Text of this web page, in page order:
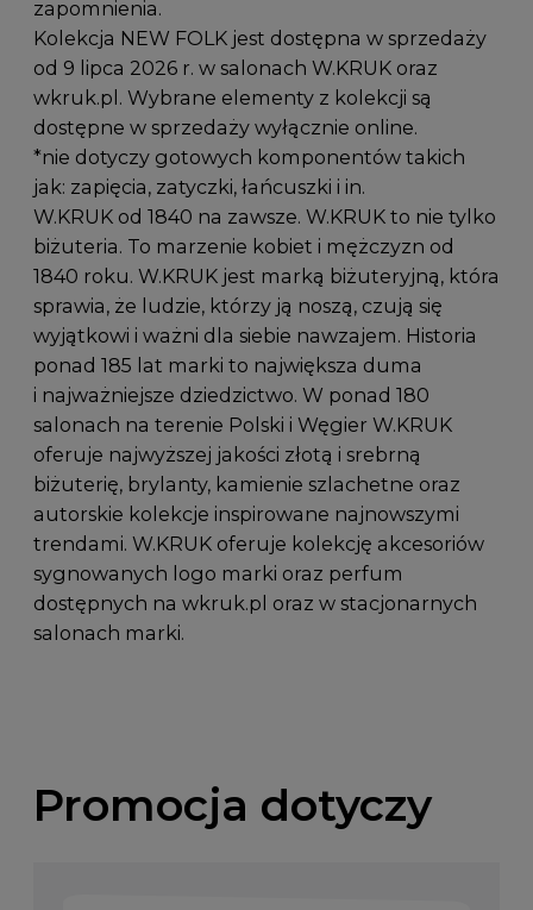
zapomnienia.
Kolekcja NEW FOLK jest dostępna w sprzedaży
od 9 lipca 2026 r. w salonach W.KRUK oraz
wkruk.pl. Wybrane elementy z kolekcji są
dostępne w sprzedaży wyłącznie online.
*nie dotyczy gotowych komponentów takich
jak: zapięcia, zatyczki, łańcuszki i in.
W.KRUK od 1840 na zawsze. W.KRUK to nie tylko
biżuteria. To marzenie kobiet i mężczyzn od
1840 roku. W.KRUK jest marką biżuteryjną, która
sprawia, że ludzie, którzy ją noszą, czują się
wyjątkowi i ważni dla siebie nawzajem. Historia
ponad 185 lat marki to największa duma
i najważniejsze dziedzictwo. W ponad 180
salonach na terenie Polski i Węgier W.KRUK
oferuje najwyższej jakości złotą i srebrną
biżuterię, brylanty, kamienie szlachetne oraz
autorskie kolekcje inspirowane najnowszymi
trendami. W.KRUK oferuje kolekcję akcesoriów
sygnowanych logo marki oraz perfum
dostępnych na wkruk.pl oraz w stacjonarnych
salonach marki.
Promocja dotyczy